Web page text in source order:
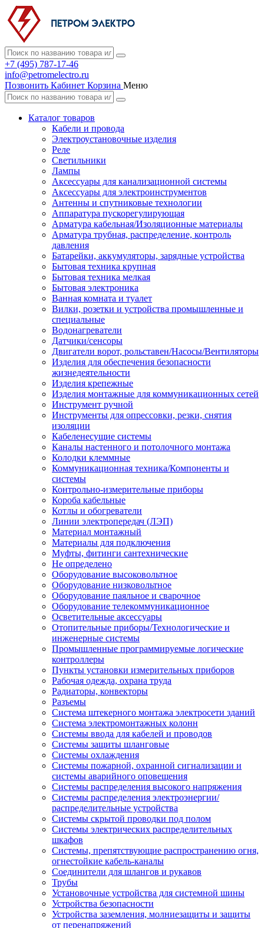
+7 (495) 787-17-46
info@petromelectro.ru
Позвонить Кабинет Корзина Меню
Каталог товаров
Кабели и провода
Электроустановочные изделия
Реле
Светильники
Лампы
Аксессуары для канализационной системы
Аксессуары для электроинструментов
Антенны и спутниковые технологии
Аппаратура пускорегулирующая
Арматура кабельная/Изоляционные материалы
Арматура трубная, распределение, контроль
давления
Батарейки, аккумуляторы, зарядные устройства
Бытовая техника крупная
Бытовая техника мелкая
Бытовая электроника
Ванная комната и туалет
Вилки, розетки и устройства промышленные и
специальные
Водонагреватели
Датчики/сенсоры
Двигатели ворот, рольставен/Насосы/Вентиляторы
Изделия для обеспечения безопасности
жизнедеятельности
Изделия крепежные
Изделия монтажные для коммуникационных сетей
Инструмент ручной
Инструменты для опрессовки, резки, снятия
изоляции
Кабеленесущие системы
Каналы настенного и потолочного монтажа
Колодки клеммные
Коммуникационная техника/Компоненты и
системы
Контрольно-измерительные приборы
Короба кабельные
Котлы и обогреватели
Линии электропередач (ЛЭП)
Материал монтажный
Материалы для подключения
Муфты, фитинги сантехнические
Не определено
Оборудование высоковольтное
Оборудование низковольтное
Оборудование паяльное и сварочное
Оборудование телекоммуникационное
Осветительные аксессуары
Отопительные приборы/Технологические и
инженерные системы
Промышленные программируемые логические
контроллеры
Пункты установки измерительных приборов
Рабочая одежда, охрана труда
Радиаторы, конвекторы
Разъемы
Система штекерного монтажа электросети зданий
Система электромонтажных колонн
Системы ввода для кабелей и проводов
Системы защиты шланговые
Системы охлаждения
Системы пожарной, охранной сигнализации и
системы аварийного оповещения
Системы распределения высокого напряжения
Системы распределения электроэнергии/
распределительные устройства
Системы скрытой проводки под полом
Системы электрических распределительных
шкафов
Системы, препятствующие распространению огня,
огнестойкие кабель-каналы
Соединители для шлангов и рукавов
Трубы
Установочные устройства для системной шины
Устройства безопасности
Устройства заземления, молниезащиты и защиты
от перенапряжений